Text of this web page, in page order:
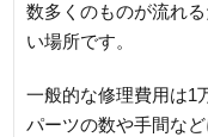
数多くのものが流れ
い場所です。
一般的な修理費用は1
パーツの数や手間な